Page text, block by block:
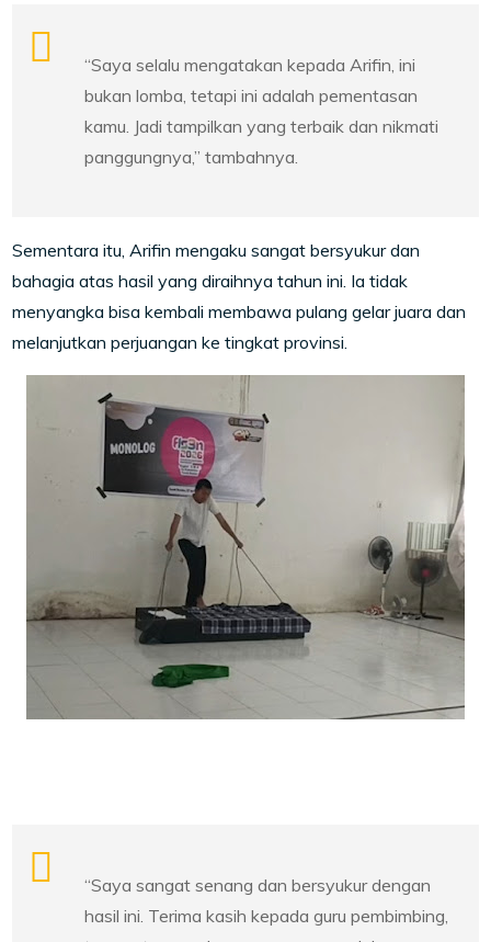
“Saya selalu mengatakan kepada Arifin, ini
bukan lomba, tetapi ini adalah pementasan
kamu. Jadi tampilkan yang terbaik dan nikmati
panggungnya,” tambahnya.
Sementara itu, Arifin mengaku sangat bersyukur dan
bahagia atas hasil yang diraihnya tahun ini. Ia tidak
menyangka bisa kembali membawa pulang gelar juara dan
melanjutkan perjuangan ke tingkat provinsi.
“Saya sangat senang dan bersyukur dengan
hasil ini. Terima kasih kepada guru pembimbing,